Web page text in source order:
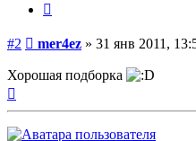
#2 Сообщение
mer4ez » 31 янв 2011,
Хорошая подборка